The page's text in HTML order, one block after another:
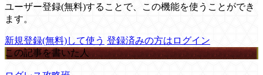
ユーザー登録(無料)することで、この機能を使うことができ
ます。
新規登録(無料)して使う 登録済みの方はログイン
この記事を書いた人